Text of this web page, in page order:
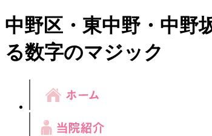
中野区・東中野・中野
る数字のマジック